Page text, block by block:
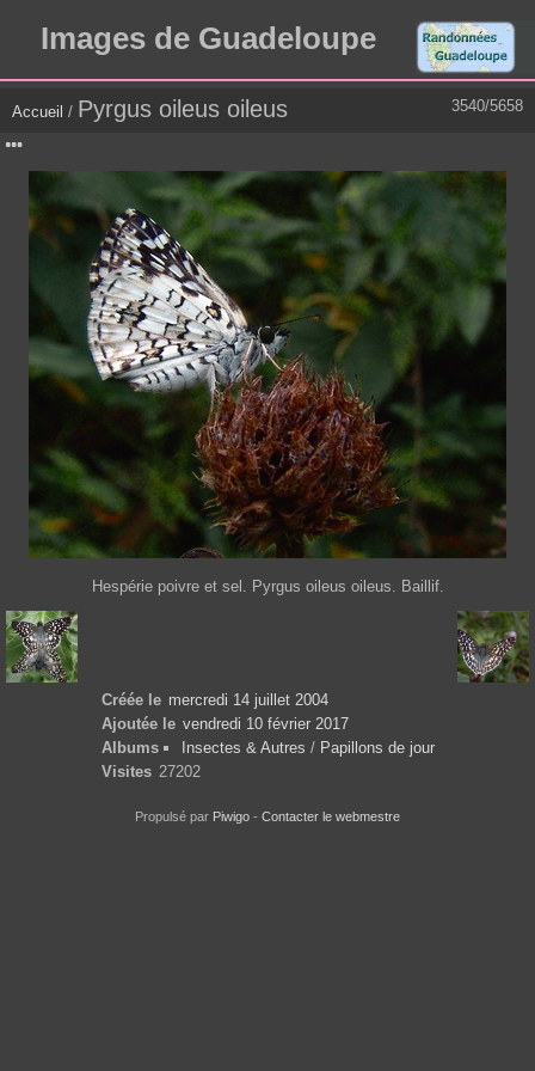
Images de Guadeloupe
3540/5658
Accueil / Pyrgus oileus oileus
Hespérie poivre et sel. Pyrgus oileus oileus. Baillif.
Créée le mercredi 14 juillet 2004
Ajoutée le vendredi 10 février 2017
Albums
Insectes & Autres / Papillons de jour
Visites 27202
Propulsé par Piwigo - Contacter le webmestre